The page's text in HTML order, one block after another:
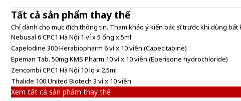
Nebusal 6 CPC1 Hà Nội 1 vỉ x 5 ống x 5ml
Gửi đơn thuốc
Tất cả sản phẩm thay thế
Chỉ dành cho mục đích thông tin. Tham khảo ý kiến bác sĩ trước khi dùng bất
Nebusal 6 CPC1 Hà Nội 1 vỉ x 5 ống x 5ml
Capelodine 300 Herabiopharm 6 vỉ x 10 viên (Capecitabine)
Epeman Tab. 50mg KMS Pharm 10 vỉ x 10 viên (Eperisone hydrochloride)
Zencombi CPC1 Hà Nội 10 lọ x 2.5ml
Thalide 100 United Biotech 3 vỉ x 10 viên
Xem tất cả sản phẩm thay thế